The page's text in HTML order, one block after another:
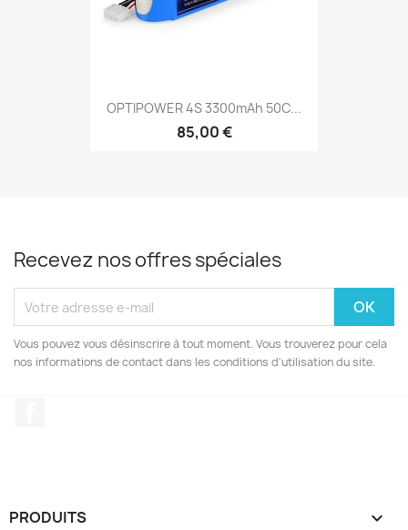
OPTIPOWER 4S 3300mAh 50C...
85,00 €
Recevez nos offres spéciales
Vous pouvez vous désinscrire à tout moment. Vous trouverez pour cela
nos informations de contact dans les conditions d'utilisation du site.
PRODUITS 